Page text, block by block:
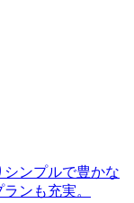
ンプルで豊かな
ンも充実。